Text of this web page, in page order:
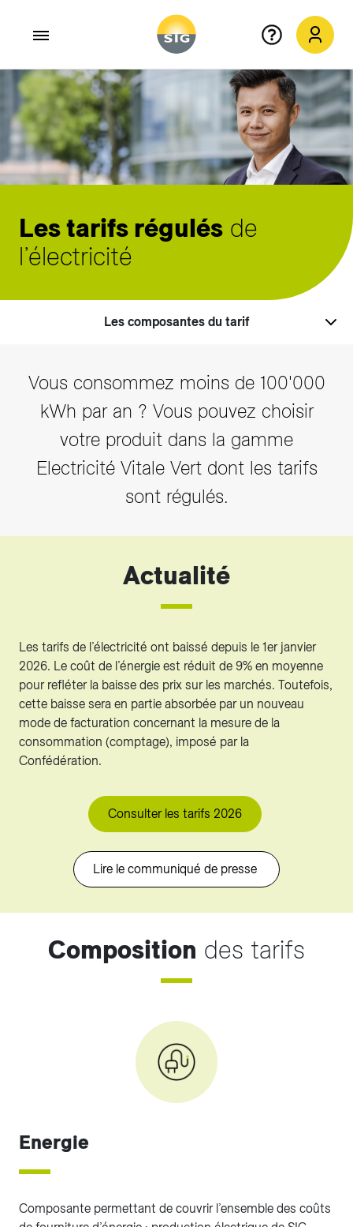
Aller au contenu principal
Les tarifs régulés de
l’électricité
Les composantes du tarif
Vous consommez moins de 100'000
kWh par an ? Vous pouvez choisir
votre produit dans la gamme
Electricité Vitale Vert dont les tarifs
sont régulés.
Actualité
Les tarifs de l’électricité ont baissé depuis le 1er janvier
2026. Le coût de l’énergie est réduit de 9% en moyenne
pour refléter la baisse des prix sur les marchés. Toutefois,
cette baisse sera en partie absorbée par un nouveau
mode de facturation concernant la mesure de la
consommation (comptage), imposé par la
Confédération.
Consulter les tarifs 2026
Lire le communiqué de presse
Composition des tarifs
Energie
Composante permettant de couvrir l’ensemble des coûts